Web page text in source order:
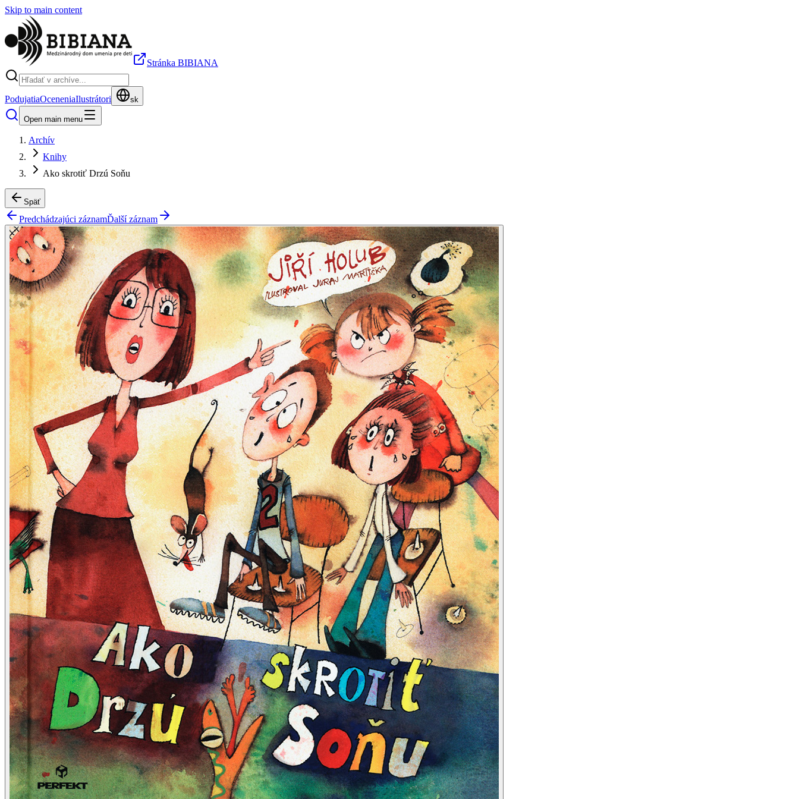
Skip to main content
Stránka BIBIANA
PodujatiaOceneniaIlustrátori sk
Open main menu
Archív
Knihy
Ako skrotiť Drzú Soňu
Späť
Predchádzajúci záznamĎalší záznam